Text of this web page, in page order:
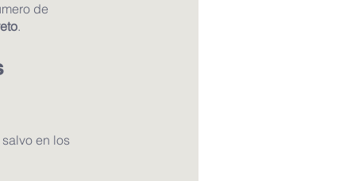
de
.
en los